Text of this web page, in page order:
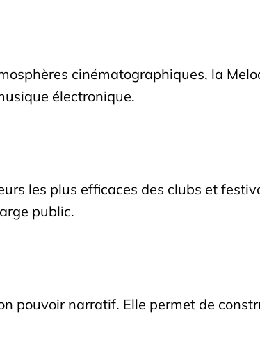
cinématographiques, la
électronique.
les plus efficaces des clubs et
public.
pouvoir narratif. Elle permet de